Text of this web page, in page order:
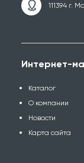
111394 г.
Интернет-
Каталог
О компании
Новости
Карта сайта